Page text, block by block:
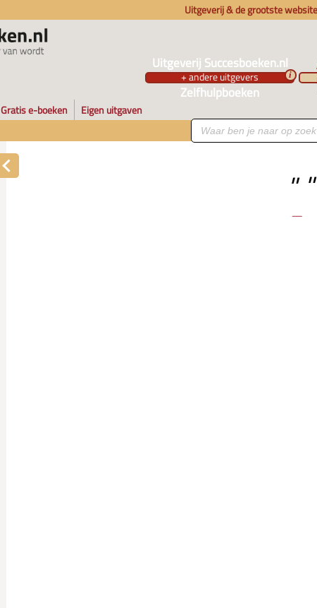
Uitgeverij & de grootste
Uitgeverij Succesboeken.nl
+ andere uitgevers
Zelfhulpboeken
i
Gratis e-boeken Eigen uitgaven